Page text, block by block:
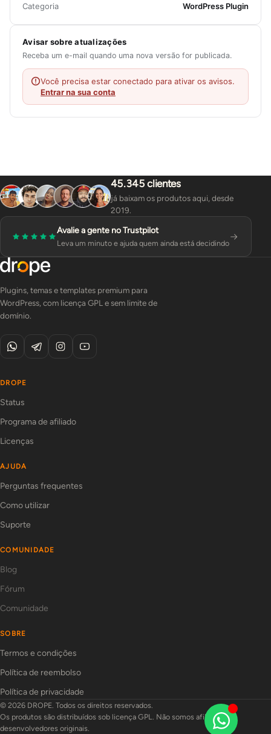
Categoria WordPress Plugin
Avisar sobre atualizações
Receba um e-mail quando uma nova versão for publicada.
Você precisa estar conectado para ativar os avisos.
Entrar na sua conta
45.345 clientes
já baixam os produtos aqui, desde
2019.
Avalie a gente no Trustpilot
Leva um minuto e ajuda quem ainda está decidindo
Plugins, temas e templates premium para
WordPress, com licença GPL e sem limite de
domínio.
DROPE
Status
Programa de afiliado
Licenças
AJUDA
Perguntas frequentes
Como utilizar
Suporte
COMUNIDADE
Blog
Fórum
Comunidade
SOBRE
Termos e condições
Política de reembolso
Política de privacidade
© 2026 DROPE. Todos os direitos reservados.
Os produtos são distribuídos sob licença GPL. Não somos afiliados aos
desenvolvedores originais.